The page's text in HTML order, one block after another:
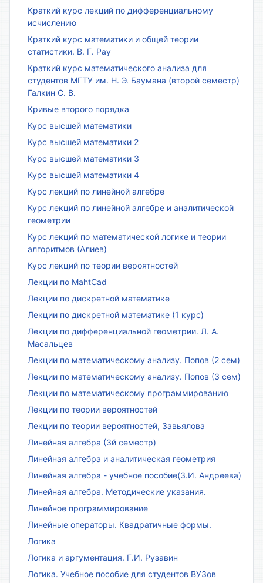
Краткий курс лекций по дифференциальному
исчислению
Краткий курс математики и общей теории
статистики. В. Г. Рау
Краткий курс математического анализа для
студентов МГТУ им. Н. Э. Баумана (второй семестр)
Галкин С. В.
Кривые второго порядка
Курс высшей математики
Курс высшей математики 2
Курс высшей математики 3
Курс высшей математики 4
Курс лекций по линейной алгебре
Курс лекций по линейной алгебре и аналитической
геометрии
Курс лекций по математической логике и теории
алгоритмов (Алиев)
Курс лекций по теории вероятностей
Лекции по MahtCad
Лекции по дискретной математике
Лекции по дискретной математике (1 курс)
Лекции по дифференциальной геометрии. Л. А.
Масальцев
Лекции по математическому анализу. Попов (2 сем)
Лекции по математическому анализу. Попов (3 сем)
Лекции по математическому программированию
Лекции по теории вероятностей
Лекции по теории вероятностей, Завьялова
Линейная алгебра (3й семестр)
Линейная алгебра и аналитическая геометрия
Линейная алгебра - учебное пособие(З.И. Андреева)
Линейная алгебра. Методические указания.
Линейное программирование
Линейные операторы. Квадратичные формы.
Логика
Логика и аргументация. Г.И. Рузавин
Логика. Учебное пособие для студентов ВУЗов